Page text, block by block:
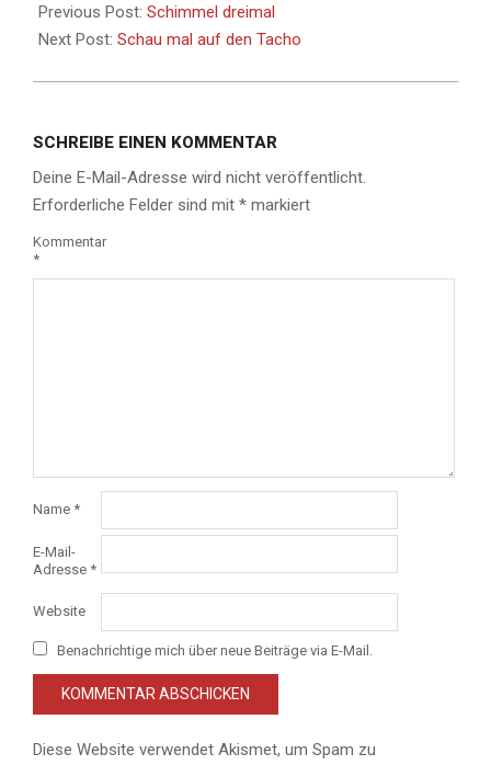
Previous Post: Schimmel dreimal
Next Post: Schau mal auf den Tacho
SCHREIBE EINEN KOMMENTAR
Deine E-Mail-Adresse wird nicht veröffentlicht.
Erforderliche Felder sind mit * markiert
Kommentar
*
Name *
E-Mail-
Adresse *
Website
Benachrichtige mich über neue Beiträge via E-Mail.
Diese Website verwendet Akismet, um Spam zu